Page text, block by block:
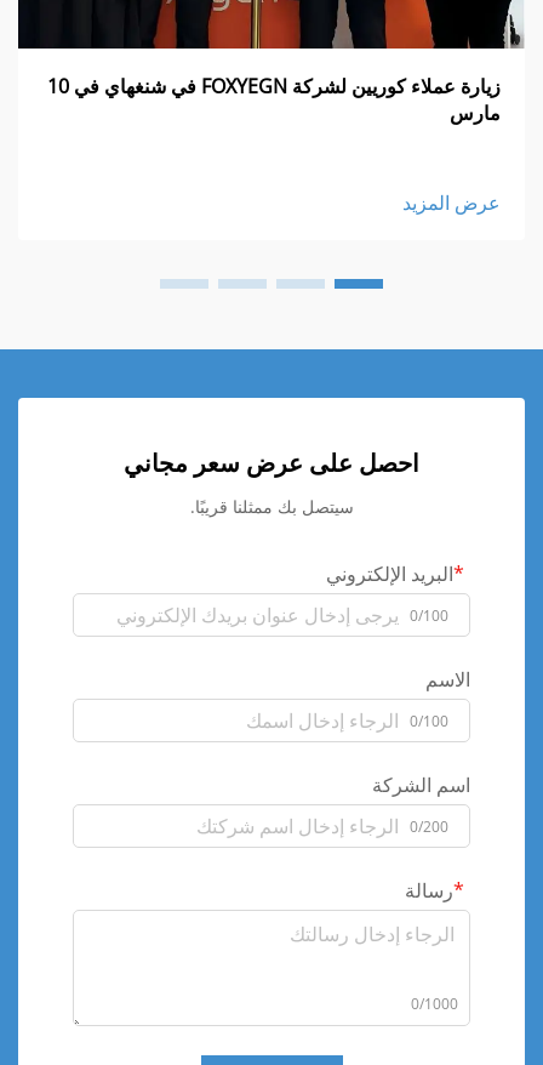
زيارة عملاء كوريين لشركة FOXYEGN في شنغهاي في 10
مارس
عرض المزيد
احصل على عرض سعر مجاني
سيتصل بك ممثلنا قريبًا.
البريد الإلكتروني
0/100
الاسم
0/100
اسم الشركة
0/200
رسالة
0/1000